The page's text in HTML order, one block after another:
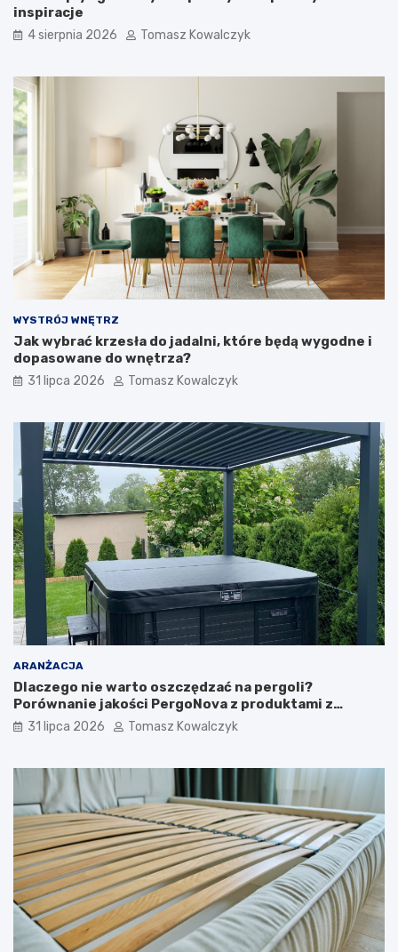
inspiracje
4 sierpnia 2026 Tomasz Kowalczyk
WYSTRÓJ WNĘTRZ
Jak wybrać krzesła do jadalni, które będą wygodne i
dopasowane do wnętrza?
31 lipca 2026 Tomasz Kowalczyk
ARANŻACJA
Dlaczego nie warto oszczędzać na pergoli?
Porównanie jakości PergoNova z produktami z
marketu
31 lipca 2026 Tomasz Kowalczyk